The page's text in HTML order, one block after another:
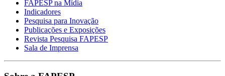
FAPESP na Mídia
Indicadores
Pesquisa para Inovação
Publicações e Exposições
Revista Pesquisa FAPESP
Sala de Imprensa